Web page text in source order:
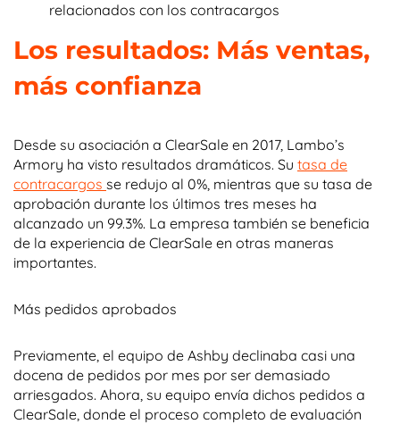
relacionados con los contracargos
Los resultados: Más ventas,
más confianza
Desde su asociación a ClearSale en 2017, Lambo’s
Armory ha visto resultados dramáticos. Su tasa de
contracargos se redujo al 0%, mientras que su tasa de
aprobación durante los últimos tres meses ha
alcanzado un 99.3%. La empresa también se beneficia
de la experiencia de ClearSale en otras maneras
importantes.
Más pedidos aprobados
Previamente, el equipo de Ashby declinaba casi una
docena de pedidos por mes por ser demasiado
arriesgados. Ahora, su equipo envía dichos pedidos a
ClearSale, donde el proceso completo de evaluación